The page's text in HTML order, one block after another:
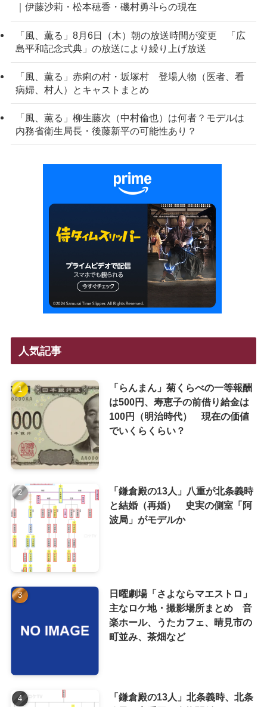
｜伊藤沙莉・松本穂香・磯村勇斗らの現在
「風、薫る」8月6日（木）朝の放送時間が変更 「広
島平和記念式典」の放送により繰り上げ放送
「風、薫る」赤痢の村・坂塚村 登場人物（医者、看
病婦、村人）とキャストまとめ
「風、薫る」柳生藤次（中村倫也）は何者？モデルは
内務省衛生局長・後藤新平の可能性あり？
人気記事
「らんまん」菊くらべの一等報酬
は500円、寿恵子の前借り給金は
100円（明治時代） 現在の価値
でいくらくらい？
「鎌倉殿の13人」八重が北条義時
と結婚（再婚） 史実の側室「阿
波局」がモデルか
日曜劇場「さよならマエストロ」
主なロケ地・撮影場所まとめ 音
楽ホール、うたカフェ、晴見市の
町並み、茶畑など
「鎌倉殿の13人」北条義時、北条